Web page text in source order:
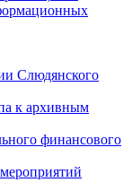
Слюдянского
к архивным
финансового